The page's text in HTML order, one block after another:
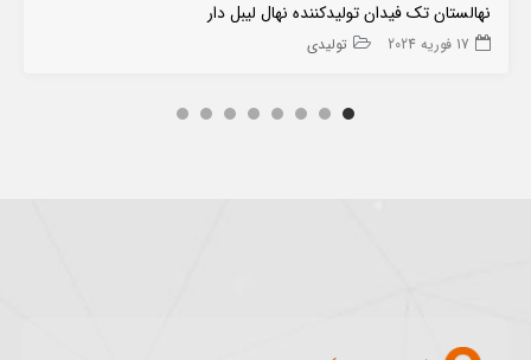
نهالستان تک فیدان تولیدکننده نهال لیبل دار
17 فوریه 2024 تولیدی